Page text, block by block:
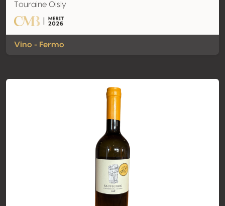
Touraine Oisly
Vino - Fermo